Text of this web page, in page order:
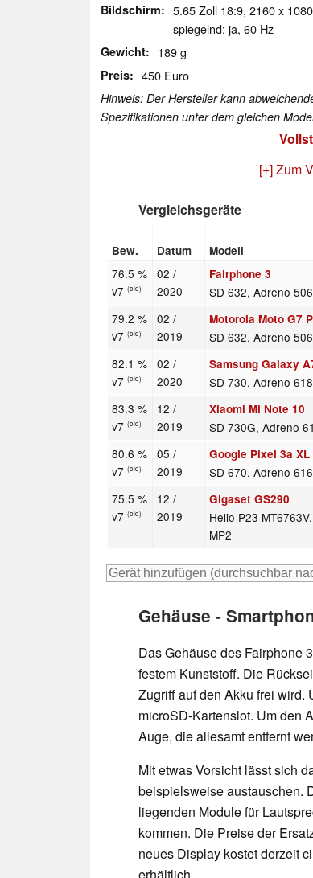
Bildschirm
5.65 Zoll 18:9, 2160 x
spiegelnd: ja, 60 Hz
Gewicht 189 g
Preis 450 Euro
Hinweis: Der Hersteller kann
Spezifikationen unter dem gleichen
[+] Zum
Vergleichsgeräte
Bew. Datum Modell
76.5 %
v7(old)
02 /
2020
Fairphone 3
SD 632, Adreno 506
79.2 %
v7(old)
02 /
2019
Motorola Moto G7
SD 632, Adreno 506
82.1 %
v7(old)
02 /
2020
Samsung Galaxy
SD 730, Adreno 618
83.3 %
v7(old)
12 /
2019
Xiaomi Mi Note 10
SD 730G, Adreno
80.6 %
v7(old)
05 /
2019
Google Pixel 3a XL
SD 670, Adreno 616
75.5 %
v7(old)
12 /
2019
Gigaset GS290
Helio P23
MP2
Gehäuse -
Das Gehäuse des Fairphone
festem Kunststoff. Die
Zugriff auf den Akku frei wird.
microSD-Kartenslot. Um den
Auge, die allesamt entfernt
Mit etwas Vorsicht lässt sich
beispielsweise austauschen.
liegenden Module für
kommen. Die Preise der
neues Display kostet derzeit